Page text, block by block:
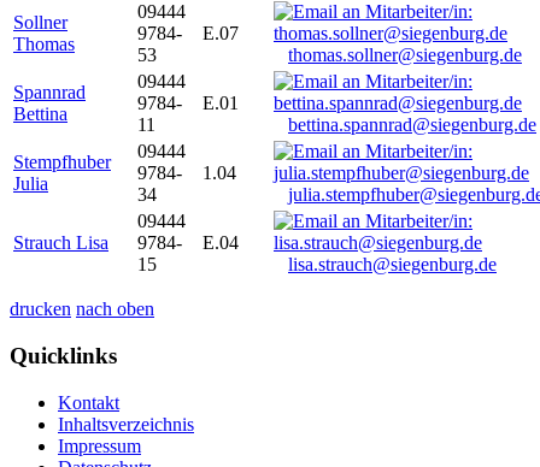
Sollner
Thomas
09444
9784-
53
E.07
thomas.sollner@siegenburg.de
Spannrad
Bettina
09444
9784-
11
E.01
bettina.spannrad@siegenburg.de
Stempfhuber
Julia
09444
9784-
34
1.04
Strauch Lisa
09444
9784-
15
E.04
lisa.strauch@siegenburg.de
drucken nach oben
Quicklinks
Kontakt
Inhaltsverzeichnis
Impressum